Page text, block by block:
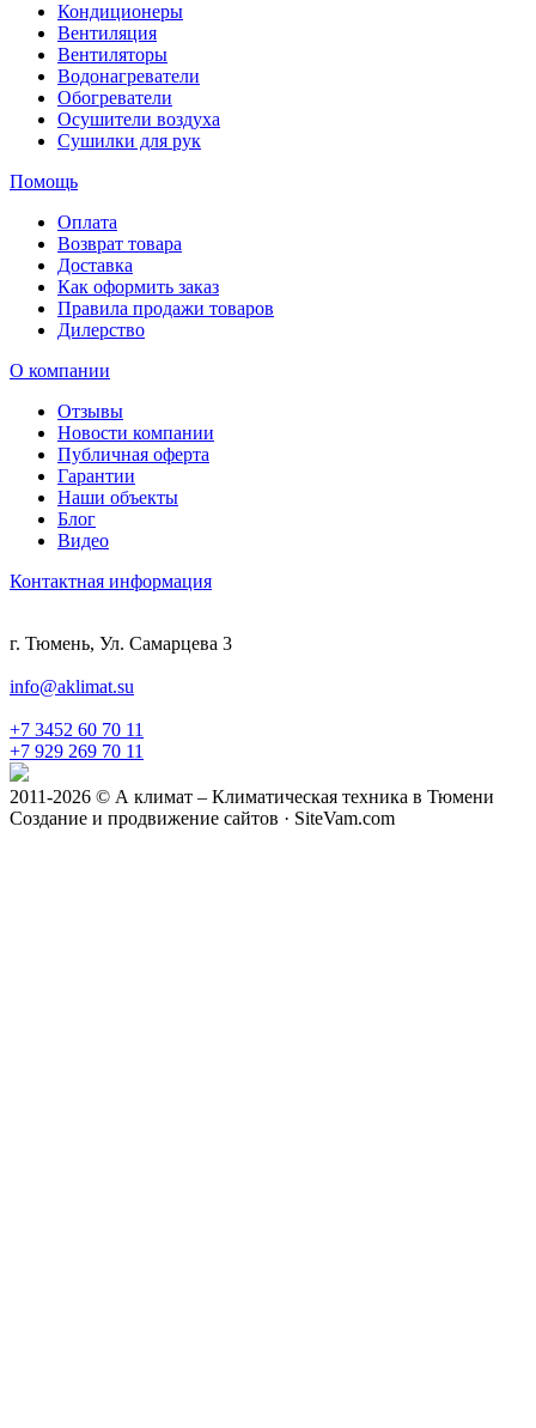
Кондиционеры
Вентиляция
Вентиляторы
Водонагреватели
Обогреватели
Осушители воздуха
Сушилки для рук
Помощь
Оплата
Возврат товара
Доставка
Как оформить заказ
Правила продажи товаров
Дилерство
О компании
Отзывы
Новости компании
Публичная оферта
Гарантии
Наши объекты
Блог
Видео
Контактная информация
г. Тюмень, Ул. Самарцева 3
info@aklimat.su
+7 3452 60 70 11
+7 929 269 70 11
2011-2026 © А климат – Климатическая техника в Тюмени
Создание и продвижение сайтов · SiteVam.com